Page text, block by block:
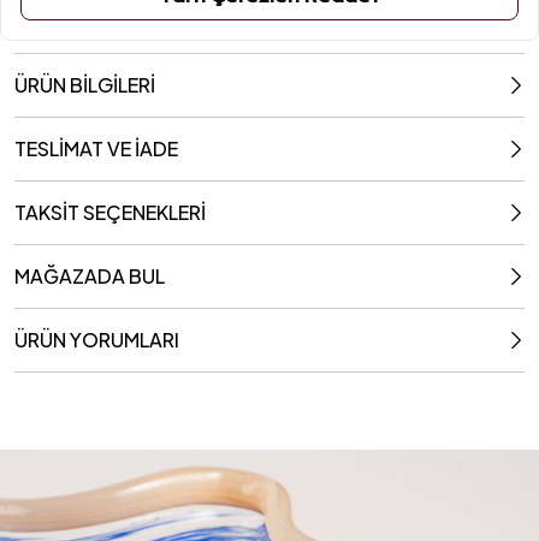
ÜRÜN BİLGİLERİ
TESLİMAT VE İADE
TAKSİT SEÇENEKLERİ
MAĞAZADA BUL
ÜRÜN YORUMLARI